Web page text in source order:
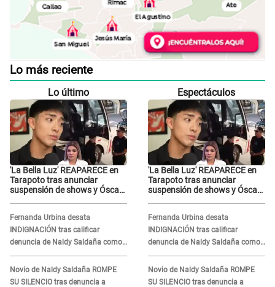
Lo más reciente
Lo último
'La Bella Luz' REAPARECE en
Tarapoto tras anunciar
suspensión de shows y Óscar
Fernanda Urbina desata
INDIGNACIÓN tras calificar
denuncia de Naldy Saldaña como
'acto bochornoso': "No es justo
atacar a otra mujer"
Novio de Naldy Saldaña ROMPE
SU SILENCIO tras denuncia a
Espectáculos
'La Bella Luz' REAPARECE en
Tarapoto tras anunciar
suspensión de shows y Óscar
Fernanda Urbina desata
INDIGNACIÓN tras calificar
denuncia de Naldy Saldaña como
'acto bochornoso': "No es justo
atacar a otra mujer"
Novio de Naldy Saldaña ROMPE
SU SILENCIO tras denuncia a